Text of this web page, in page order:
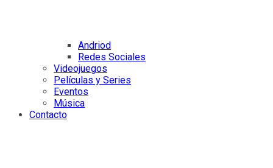
Andriod
Redes Sociales
Videojuegos
Películas y Series
Eventos
Música
Contacto